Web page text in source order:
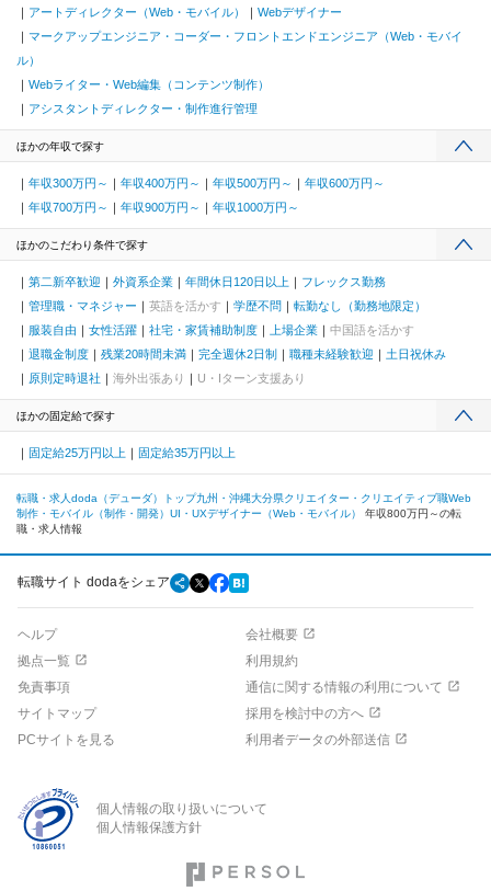
アートディレクター（Web・モバイル）
Webデザイナー
マークアップエンジニア・コーダー・フロントエンドエンジニア（Web・モバイ
ル）
Webライター・Web編集（コンテンツ制作）
アシスタントディレクター・制作進行管理
ほかの年収で探す
年収300万円～ 年収400万円～ 年収500万円～
年収600万円～
年収700万円～
年収900万円～ 年収1000万円～
ほかのこだわり条件で探す
第二新卒歓迎 外資系企業 年間休日120日以上
フレックス勤務
管理職・マネジャー
英語を活かす 学歴不問
転勤なし（勤務地限定）
服装自由
女性活躍 社宅・家賃補助制度 上場企業
中国語を活かす
退職金制度
残業20時間未満 完全週休2日制 職種未経験歓迎
土日祝休み
原則定時退社
海外出張あり U・Iターン支援あり
ほかの固定給で探す
固定給25万円以上 固定給35万円以上
転職・求人doda（デューダ）トップ九州・沖縄大分県クリエイター・クリエイティブ職Web
制作・モバイル（制作・開発） UI・UXデザイナー（Web・モバイル） 年収800万円～の転
職・求人情報
転職サイト dodaをシェア
ヘルプ
会社概要
拠点一覧
利用規約
免責事項
通信に関する情報の利用について
サイトマップ
採用を検討中の方へ
PCサイトを見る
利用者データの外部送信
個人情報の取り扱いについて
個人情報保護方針